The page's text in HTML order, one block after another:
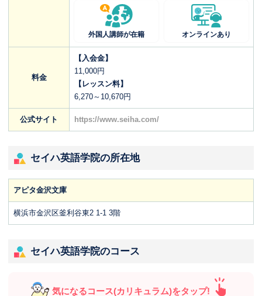
外国人講師が在籍 オンラインあり
料金
【入会金】
11,000円
【レッスン料】
6,270～10,670円
公式サイト https://www.seiha.com/
セイハ英語学院の所在地
アピタ金沢文庫
横浜市金沢区釜利谷東2 1-1 3階
セイハ英語学院のコース
気になるコース(カリキュラム)をタップ!